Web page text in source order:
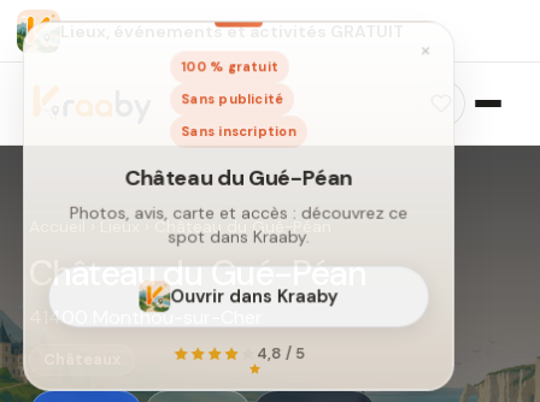
Lieux, événements et activités GRATUIT
×
100 % gratuit
Sans publicité
Sans inscription
Château du Gué-Péan
Photos, avis, carte et accès : découvrez ce
Accueil› Lieux›Château du Gué-Péan
Château du Gué-Péan
41400 Monthou-sur-Cher